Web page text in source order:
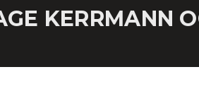
KERRMANN